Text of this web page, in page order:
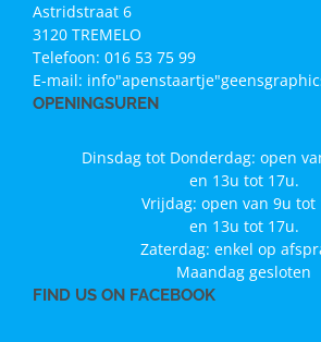
Astridstraat 6
3120 TREMELO
Telefoon: 016 53 75 99
E-mail:
OPENINGSUREN
Dinsdag tot Donderdag: open
en 13u tot 17u.
Vrijdag: open van 9u tot
en 13u tot 17u.
Zaterdag: enkel op
Maandag gesloten
FIND US ON FACEBOOK